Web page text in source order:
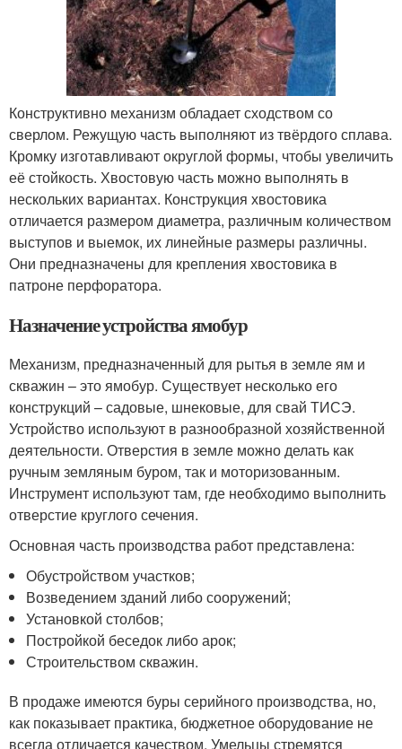
Конструктивно механизм обладает сходством со
сверлом. Режущую часть выполняют из твёрдого сплава.
Кромку изготавливают округлой формы, чтобы увеличить
её стойкость. Хвостовую часть можно выполнять в
нескольких вариантах. Конструкция хвостовика
отличается размером диаметра, различным количеством
выступов и выемок, их линейные размеры различны.
Они предназначены для крепления хвостовика в
патроне перфоратора.
Назначение устройства ямобур
Механизм, предназначенный для рытья в земле ям и
скважин – это ямобур. Существует несколько его
конструкций – садовые, шнековые, для свай ТИСЭ.
Устройство используют в разнообразной хозяйственной
деятельности. Отверстия в земле можно делать как
ручным земляным буром, так и моторизованным.
Инструмент используют там, где необходимо выполнить
отверстие круглого сечения.
Основная часть производства работ представлена:
Обустройством участков;
Возведением зданий либо сооружений;
Установкой столбов;
Постройкой беседок либо арок;
Строительством скважин.
В продаже имеются буры серийного производства, но,
как показывает практика, бюджетное оборудование не
всегда отличается качеством. Умельцы стремятся